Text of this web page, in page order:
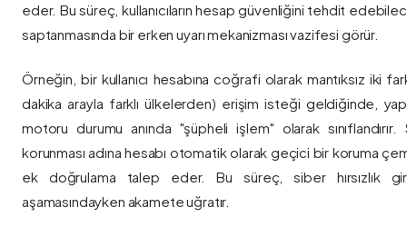
eder. Bu süreç, kullanıcıların hesap güvenliğini tehdit
saptanmasında bir erken uyarı mekanizması vazifesi görür.
Örneğin, bir kullanıcı hesabına coğrafi olarak mantıksız iki
dakika arayla farklı ülkelerden) erişim isteği geldiğinde,
motoru durumu anında "şüpheli işlem" olarak sınıflandırır.
korunması adına hesabı otomatik olarak geçici bir koruma
ek doğrulama talep eder. Bu süreç, siber hırsızlık
aşamasındayken akamete uğratır.